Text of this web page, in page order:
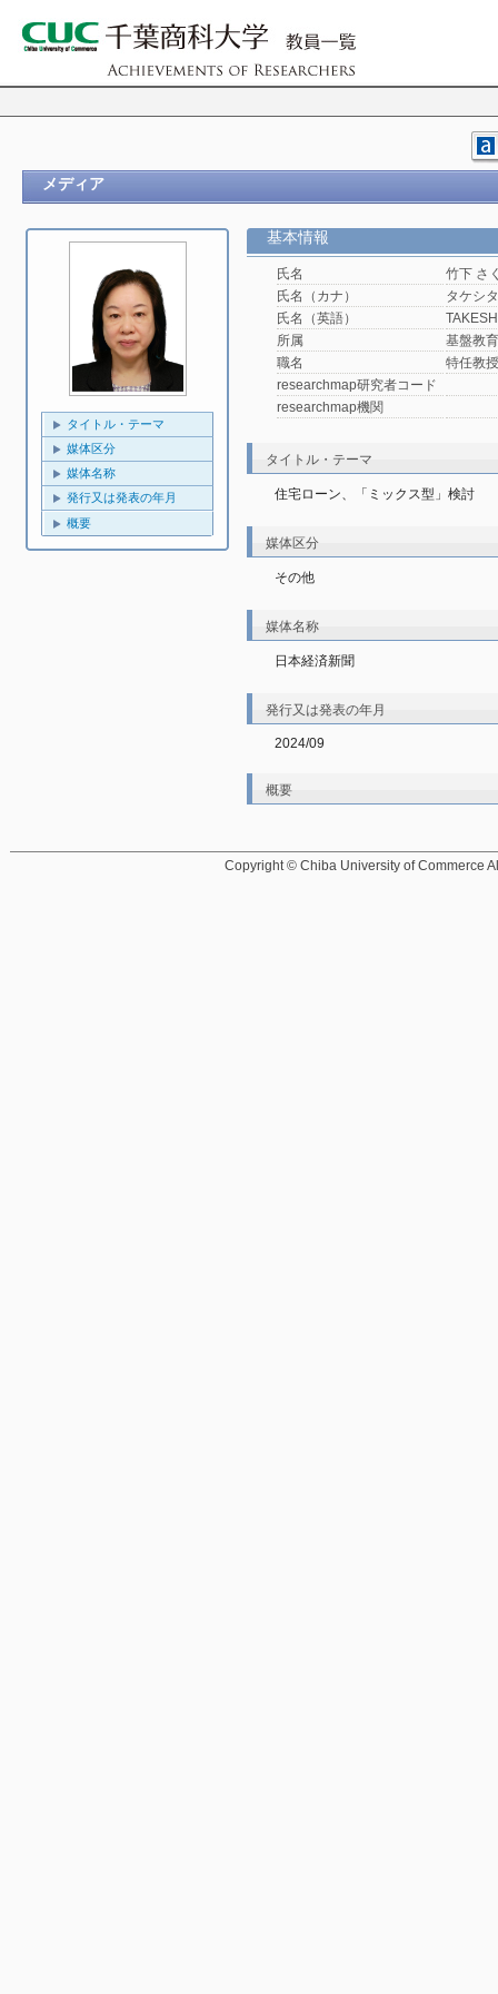
メディア
タイトル・テーマ
媒体区分
媒体名称
発行又は発表の年月
概要
基本情報
氏名
竹下 さ
氏名（カナ）
タケシ
氏名（英語）
所属
基盤教
職名
特任教授
researchmap研究者コード
researchmap機関
タイトル・テーマ
住宅ローン、「ミックス型」検討
媒体区分
その他
媒体名称
日本経済新聞
発行又は発表の年月
2024/09
概要